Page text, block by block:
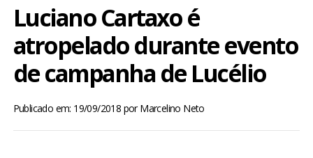
INÍCIO
POMBAL E REGIÃO
BRASIL
Luciano Cartaxo é
atropelado durante evento
de campanha de Lucélio
Publicado em: 19/09/2018 porMarcelino Neto